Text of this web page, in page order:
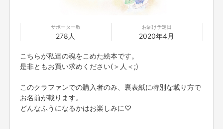
ご支援して下さった方には、1月以降のベビーダンスレッ
スンの日程を磨美先生の方からご案内していただきます。
★ベビーダンスのページ
https://ameblo.jp/mamiy16/entry-12256267366.html?
5efc18803d5b0
サポーター数
278人
お届け予定日
2020年4月
こちらが私達の魂をこめた絵本です。
是非ともお買い求めください(＞人＜;)
このクラファンでの購入者のみ、裏表紙に特別な載り方で
お名前が載ります。
どんなふうになるかはお楽しみに♡